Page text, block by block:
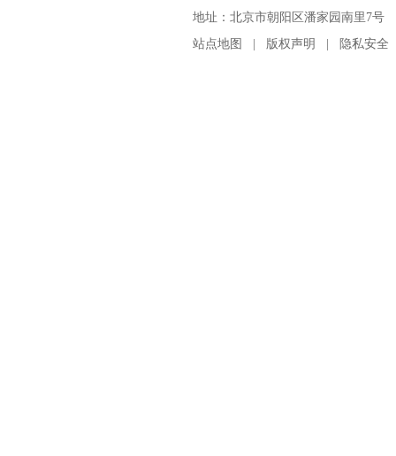
地址：北京市朝阳区潘家园南里7号
站点地图 | 版权声明 | 隐私安全